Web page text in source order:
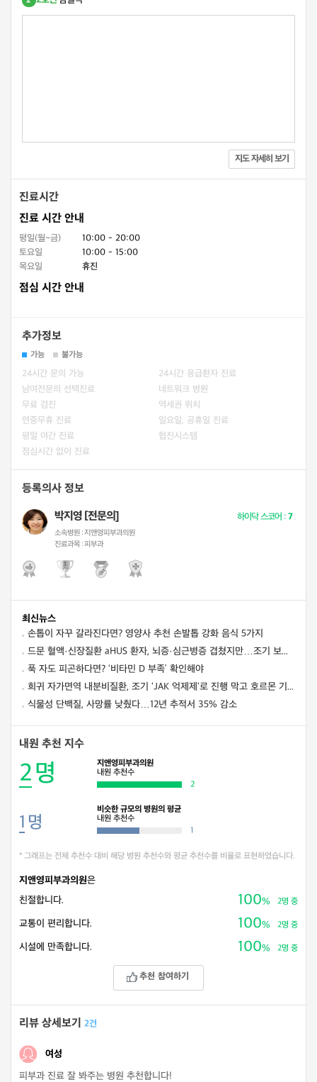
지도 자세히 보기
진료시간
진료 시간 안내
평일(월~금)
10:00 - 20:00
토요일
10:00 - 15:00
목요일
휴진
점심 시간 안내
추가정보
가능 불가능
24시간 문의 가능
24시간 응급환자 진료
남여전문의 선택진료
네트워크 병원
무료 검진
역세권 위치
연중무휴 진료
일요일, 공휴일 진료
평일 야간 진료
협진시스템
점심시간 없이 진료
등록의사 정보
박지영 [전문의]
소속병원 :지앤영피부과의원
진료과목 :피부과
하이닥 스코어 :7
최신뉴스
손톱이 자꾸 갈라진다면? 영양사 추천 손발톱 강화 음식 5가지
드문 혈액·신장질환 aHUS 환자, 뇌증·심근병증 겹쳤지만…조기 보체억제치료로 신경학적 회복 보여
푹 자도 피곤하다면? ‘비타민 D 부족’ 확인해야
희귀 자가면역 내분비질환, 조기 'JAK 억제제'로 진행 막고 호르몬 기능 되살렸다
식물성 단백질, 사망률 낮췄다…12년 추적서 35% 감소
내원 추천 지수
2명
지앤영피부과의원
내원 추천수
2
1 명
비슷한 규모의 병원의 평균
내원 추천수
1
* 그래프는 전체 추천수 대비 해당 병원 추천수와 평균 추천수를 비율로 표현하였습니다.
지앤영피부과의원은
친절합니다.
100% 2명 중
교통이 편리합니다. 100% 2명 중
시설에 만족합니다. 100% 2명 중
추천 참여하기
리뷰 상세보기 2건
여성
피부과 진료 잘 봐주는 병원 추천합니다!